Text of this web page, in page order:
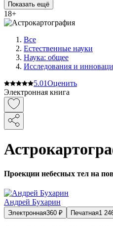
Показать ещё
18+
Все
Естественные науки
Наука: общее
Исследования и
5.01Оценить
Электронная книга
Проекции небесных тел на
Андрей Бухарин
Электронная360 ₽ Печатная1